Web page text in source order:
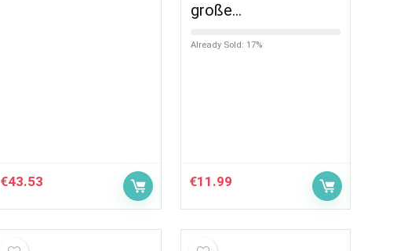
€43.53
große…
Already Sold: 17%
€11.99